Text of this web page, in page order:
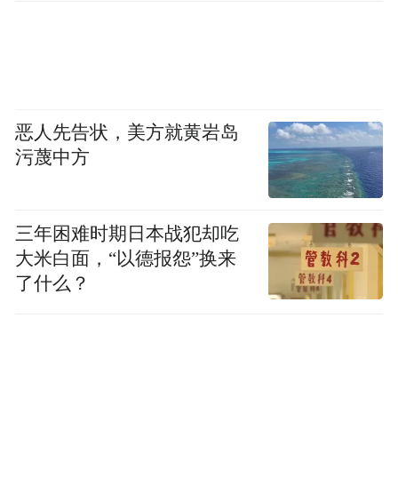
频)为凤凰网旗下自媒体平台“大风号”用户上传并发
布，本平台仅提供信息存储空间服务。
Notice: The content above (including the videos,
pictures and audios if any) is uploaded and posted
platform and merely provides information storage
space services.”
恶人先告状，美方就黄岩岛
污蔑中方
三年困难时期日本战犯却吃
大米白面，“以德报怨”换来
了什么？